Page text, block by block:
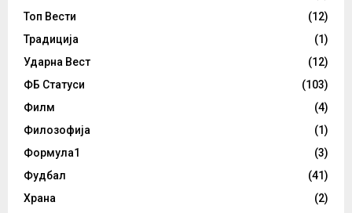
Топ Вести
(12)
Традиција
(1)
Ударна Вест
(12)
ФБ Статуси
(103)
Филм
(4)
Филозофија
(1)
Формула1
(3)
Фудбал
(41)
Храна
(2)